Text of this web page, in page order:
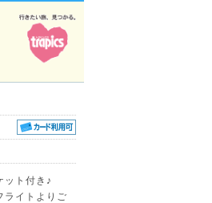
ット付き♪
ライトよりご